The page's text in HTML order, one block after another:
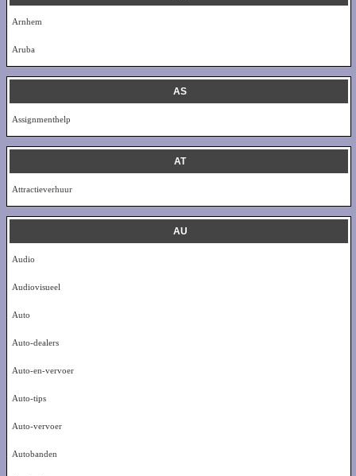
Arnhem
Aruba
AS
Assignmenthelp
AT
Attractieverhuur
AU
Audio
Audiovisueel
Auto
Auto-dealers
Auto-en-vervoer
Auto-tips
Auto-vervoer
Autobanden